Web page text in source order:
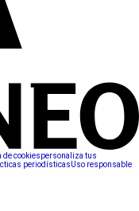
de cookiespersonaliza tus
periodísticasUso responsable